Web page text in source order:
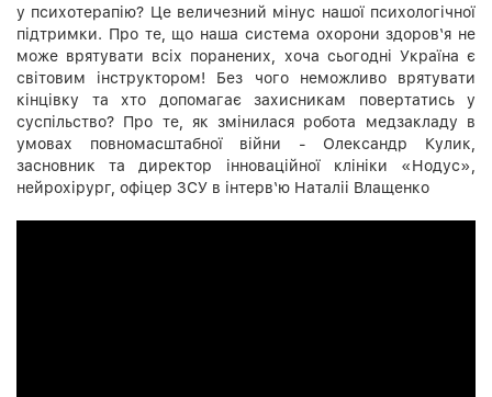
у психотерапію? Це величезний мінус нашої психологічної
підтримки. Про те, що наша система охорони здоров‘я не
може врятувати всіх поранених, хоча сьогодні Україна є
світовим інструктором! Без чого неможливо врятувати
кінцівку та хто допомагає захисникам повертатись у
суспільство? Про те, як змінилася робота медзакладу в
умовах повномасштабної війни - Олександр Кулик,
засновник та директор інноваційної клініки «Нодус»,
нейрохірург, офіцер ЗСУ в інтерв‘ю Наталіі Влащенко